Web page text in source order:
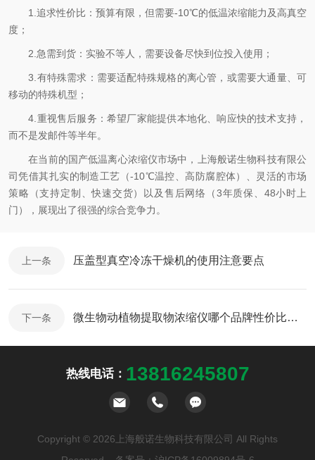
1.追求性价比：预算有限，但需要-10℃的低温浓缩能力及高真空
度；
2.急需到货：实验不等人，需要设备尽快到位投入使用；
3.有特殊需求：需要适配特殊规格的离心管，或需要大通量、可
移动的特殊机型；
4.重视售后服务：希望厂家能提供本地化、响应快的技术支持，
而不是发邮件等半年。
在当前的国产低温离心浓缩仪市场中，上海般诺生物科技有限公
司凭借其扎实的制造工艺（-10℃温控、高防腐腔体）、灵活的市场
策略（支持定制、快速交货）以及售后网络（3年质保、48小时上
门），展现出了很强的综合竞争力。
上一条 压盖型真空冷冻干燥机的使用注意要点
下一条 微生物动植物提取物浓缩仪哪个品牌性价比高，上海般诺生物交货快效果好
热线电话： 13816245807
Copyright © 2026上海般诺生物科技有限公司 All Rights